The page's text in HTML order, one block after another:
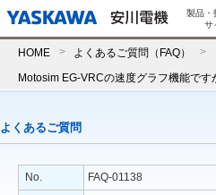
製品・
サ
HOME よくあるご質問（FAQ）
よくあるご質問
No.
FAQ-01138